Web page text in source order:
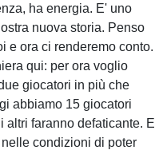
ha energia. E' uno
nuova storia. Penso
e ora ci renderemo conto.
qui: per ora voglio
giocatori in più che
abbiamo 15 giocatori
faranno defaticante. E
condizioni di poter